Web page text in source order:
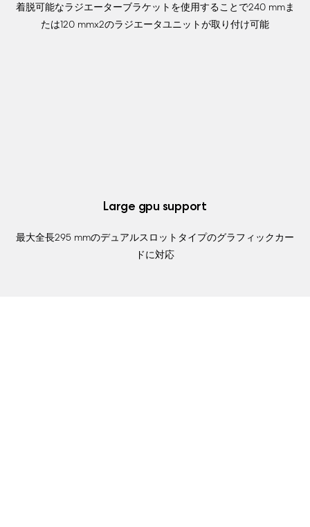
着脱可能なラジエーターブラケットを使用することで240 mmま
たは120 mmx2のラジエータユニットが取り付け可能
Large gpu support
最大全長295 mmのデュアルスロットタイプのグラフィックカー
ドに対応